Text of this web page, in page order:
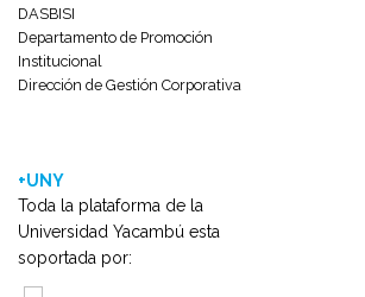
DASBISI
Departamento de Promoción
Institucional
Dirección de Gestión Corporativa
+UNY
Toda la plataforma de la
Universidad Yacambú esta
soportada por: